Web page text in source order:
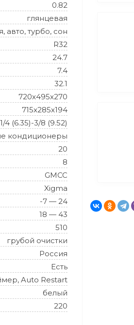
0.82
глянцевая
авто, турбо, сон
R32
24.7
7.4
32.1
720x495x270
715x285x194
1/4 (6.35)-3/8 (9.52)
кондиционеры
20
8
GMCC
Xigma
-7 — 24
18 — 43
510
грубой очистки
Россия
Есть
Auto Restart
белый
220